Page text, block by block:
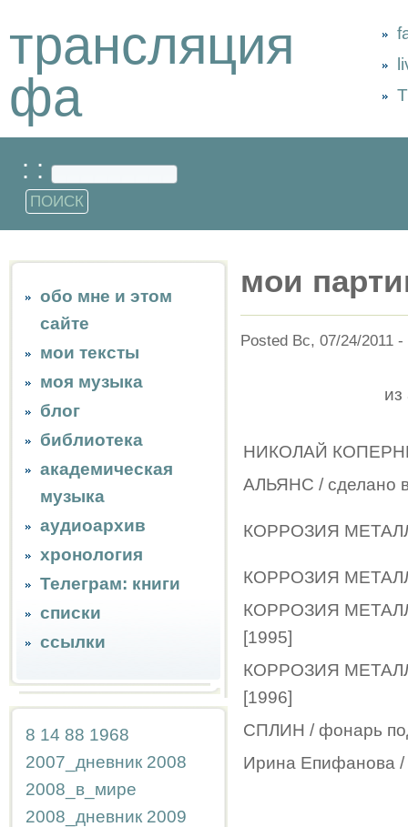
трансляция
фа
: :
обо мне и этом
сайте
мои тексты
моя музыка
блог
библиотека
академическая
музыка
аудиоархив
хронология
Телеграм: книги
списки
ссылки
8 14 88 1968
2007_дневник 2008
2008_в_мире
2008_дневник 2009
мои
Posted Вс, 07/24/2011
НИКОЛАЙ
АЛЬЯНС / сделано
КОРРОЗИЯ
КОРРОЗИЯ
КОРРОЗИЯ
[1995]
КОРРОЗИЯ
[1996]
СПЛИН / фонарь
Ирина